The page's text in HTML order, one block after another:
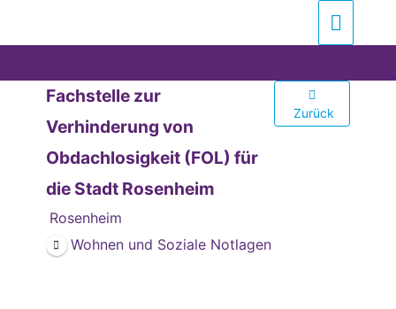
Fachstelle zur
Verhinderung von
Obdachlosigkeit (FOL) für
die Stadt Rosenheim
Rosenheim
Wohnen und Soziale Notlagen
Zurück